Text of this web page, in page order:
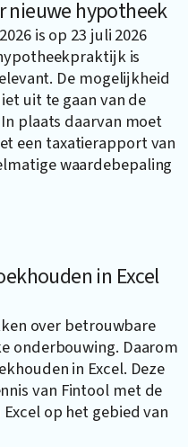
nieuwe hypotheek
is op 23 juli 2026
is
De mogelijkheid
uit te gaan van de
plaats daarvan moet
een taxatierapport van
waardebepaling
in Excel
over betrouwbare
onderbouwing. Daarom
in Excel. Deze
van Fintool met de
op het gebied van